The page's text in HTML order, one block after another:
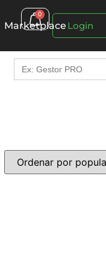
Marketplace
0
Login
Search
for: